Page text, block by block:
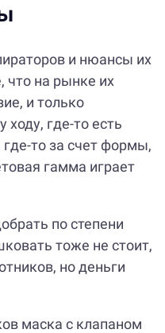
и нюансы их
что на рынке их
и только
ходу, где-то есть
где-то за счет формы,
гамма играет
по степени
тоже не стоит,
но деньги
маска с клапаном